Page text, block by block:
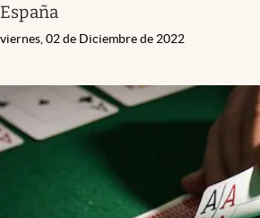
España
viernes, 02 de Diciembre de 2022